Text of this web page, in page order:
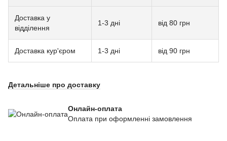
Доставка у
відділення
1-3 дні від 80 грн
Доставка кур'єром 1-3 дні від 90 грн
Детальніше про доставку
Онлайн-оплата
Оплата при оформленні замовлення